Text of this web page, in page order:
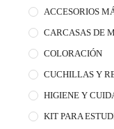
ACCESORIOS
CARCASAS DE
COLORACIÓN
CUCHILLAS Y
HIGIENE Y
KIT PARA